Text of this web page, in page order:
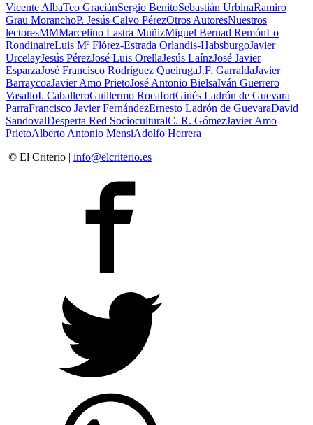
Vicente AlbaTeo GraciánSergio BenitoSebastián UrbinaRamiro
Grau MoranchoP. Jesús Calvo PérezOtros AutoresNuestros
lectoresMMMarcelino Lastra MuñizMiguel Bernad RemónLo
RondinaireLuis Mª Flórez-Estrada Orlandis-HabsburgoJavier
UrcelayJesús PérezJosé Luis OrellaJesús LaínzJosé Javier
EsparzaJosé Francisco Rodríguez QueirugaJ.F. GarraldaJavier
BarraycoaJavier Amo PrietoJosé Antonio BielsaIván Guerrero
VasalloI. CaballeroGuillermo RocafortGinés Ladrón de Guevara
ParraFrancisco Javier FernándezErnesto Ladrón de GuevaraDavid
SandovalDesperta Red SocioculturalC. R. GómezJavier Amo
PrietoAlberto Antonio MensiAdolfo Herrera
© El Criterio | info@elcriterio.es